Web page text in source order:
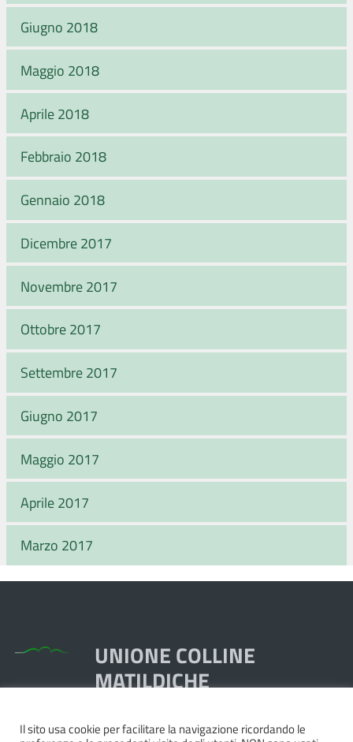
Giugno 2018
Maggio 2018
Aprile 2018
Febbraio 2018
Gennaio 2018
Dicembre 2017
Novembre 2017
Ottobre 2017
Settembre 2017
Giugno 2017
Maggio 2017
Aprile 2017
Marzo 2017
UNIONE COLLINE
MATILDICHE
Piazza Dante, 1,
Il sito usa cookie per facilitare la navigazione ricordando le